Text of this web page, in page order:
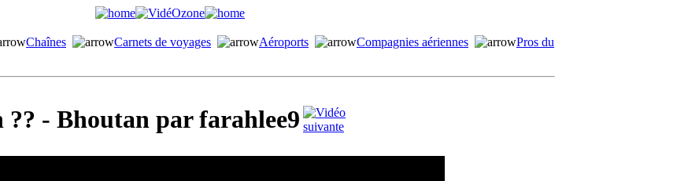
Chaînes Carnets de voyages Aéroports Compagnies aériennes
Pros du
?? - Bhoutan par farahlee9